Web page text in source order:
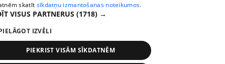
skatīt sīkdatņu izmantošanas noteikumos.
VISUS PARTNERUS (1718) →
IZVĒLI
PIEKRIST VISĀM SĪKDATNĒM